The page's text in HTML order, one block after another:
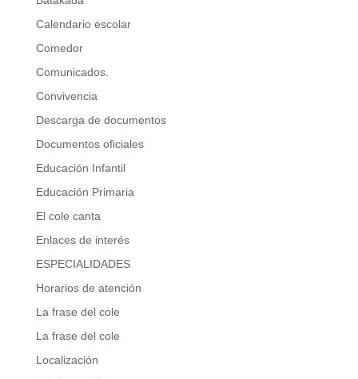
Calendario escolar
Comedor
Comunicados.
Convivencia
Descarga de documentos
Documentos oficiales
Educación Infantil
Educación Primaria
El cole canta
Enlaces de interés
ESPECIALIDADES
Horarios de atención
La frase del cole
La frase del cole
Localización